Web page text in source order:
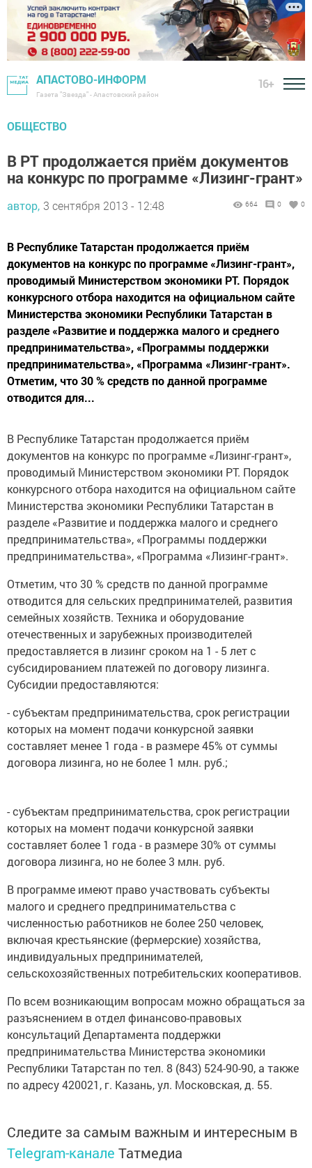
АПАСТОВО-ИНФОРМ
Газета "Звезда" - Апастовский район
16+
ОБЩЕСТВО
В РТ продолжается приём документов
на конкурс по программе «Лизинг-грант»
автор, 3 сентября 2013 - 12:48 664 0 0
В Республике Татарстан продолжается приём
документов на конкурс по программе «Лизинг-грант»,
проводимый Министерством экономики РТ. Порядок
конкурсного отбора находится на официальном сайте
Министерства экономики Республики Татарстан в
разделе «Развитие и поддержка малого и среднего
предпринимательства», «Программы поддержки
предпринимательства», «Программа «Лизинг-грант».
Отметим, что 30 % средств по данной программе
отводится для...
В Республике Татарстан продолжается приём
документов на конкурс по программе «Лизинг-грант»,
проводимый Министерством экономики РТ. Порядок
конкурсного отбора находится на официальном сайте
Министерства экономики Республики Татарстан в
разделе «Развитие и поддержка малого и среднего
предпринимательства», «Программы поддержки
предпринимательства», «Программа «Лизинг-грант».
Отметим, что 30 % средств по данной программе
отводится для сельских предпринимателей, развития
семейных хозяйств. Техника и оборудование
отечественных и зарубежных производителей
предоставляется в лизинг сроком на 1 - 5 лет с
субсидированием платежей по договору лизинга.
Субсидии предоставляются:
- субъектам предпринимательства, срок регистрации
которых на момент подачи конкурсной заявки
составляет менее 1 года - в размере 45% от суммы
договора лизинга, но не более 1 млн. руб.;
- субъектам предпринимательства, срок регистрации
которых на момент подачи конкурсной заявки
составляет более 1 года - в размере 30% от суммы
договора лизинга, но не более 3 млн. руб.
В программе имеют право участвовать субъекты
малого и среднего предпринимательства с
численностью работников не более 250 человек,
включая крестьянские (фермерские) хозяйства,
индивидуальных предпринимателей,
сельскохозяйственных потребительских кооперативов.
По всем возникающим вопросам можно обращаться за
разъяснением в отдел финансово-правовых
консультаций Департамента поддержки
предпринимательства Министерства экономики
Республики Татарстан по тел. 8 (843) 524-90-90, а также
по адресу 420021, г. Казань, ул. Московская, д. 55.
Следите за самым важным и интересным в
Telegram-канале Татмедиа